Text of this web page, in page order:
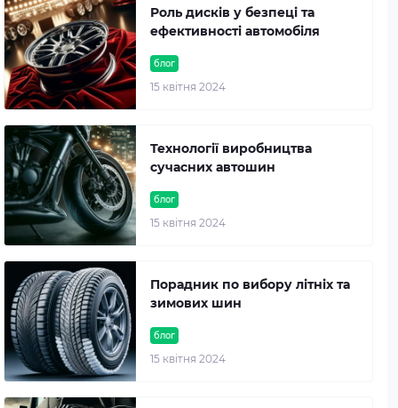
блог
15 квітня 2024
Роль дисків у безпеці та
ефективності автомобіля
блог
15 квітня 2024
Технології виробництва
сучасних автошин
блог
15 квітня 2024
Порадник по вибору літніх та
зимових шин